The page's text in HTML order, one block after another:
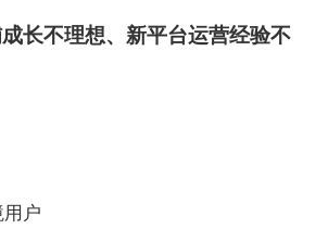
长不理想、新平台运营经验不
用户